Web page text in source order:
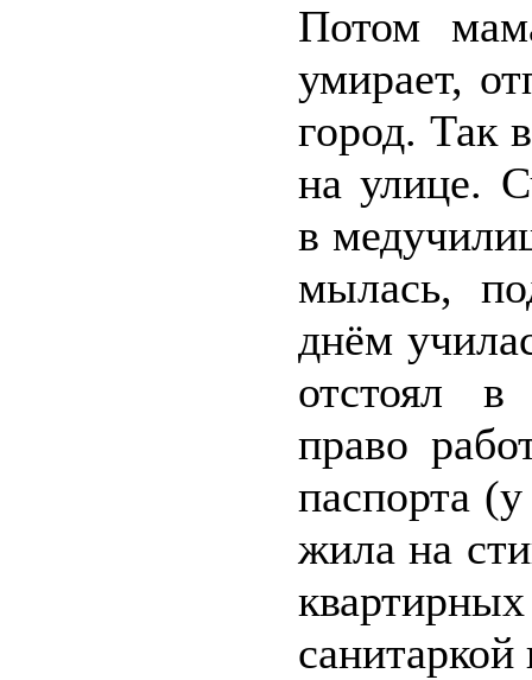
Потом
умирает,
город. Так
на улице.
в
мылась,
днём
отстоял в
право
паспорта
жила на